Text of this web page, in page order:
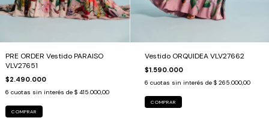
PRE ORDER Vestido PARAISO
VLV27651
$2.490.000
6 cuotas sin interés de $ 415.000,00
COMPRAR
Vestido ORQUIDEA VLV27662
$1.590.000
6 cuotas sin interés de $ 265.000,00
COMPRAR